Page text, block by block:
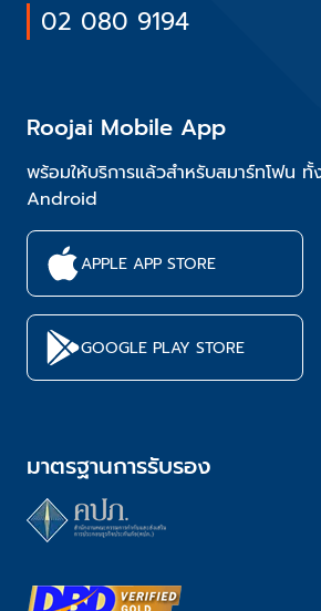
02 080 9194
Roojai Mobile App
พร้อมให้บริการแล้วสำหรับสมาร์ทโฟน ทั้
Android
APPLE APP STORE
GOOGLE PLAY STORE
มาตรฐานการรับรอง